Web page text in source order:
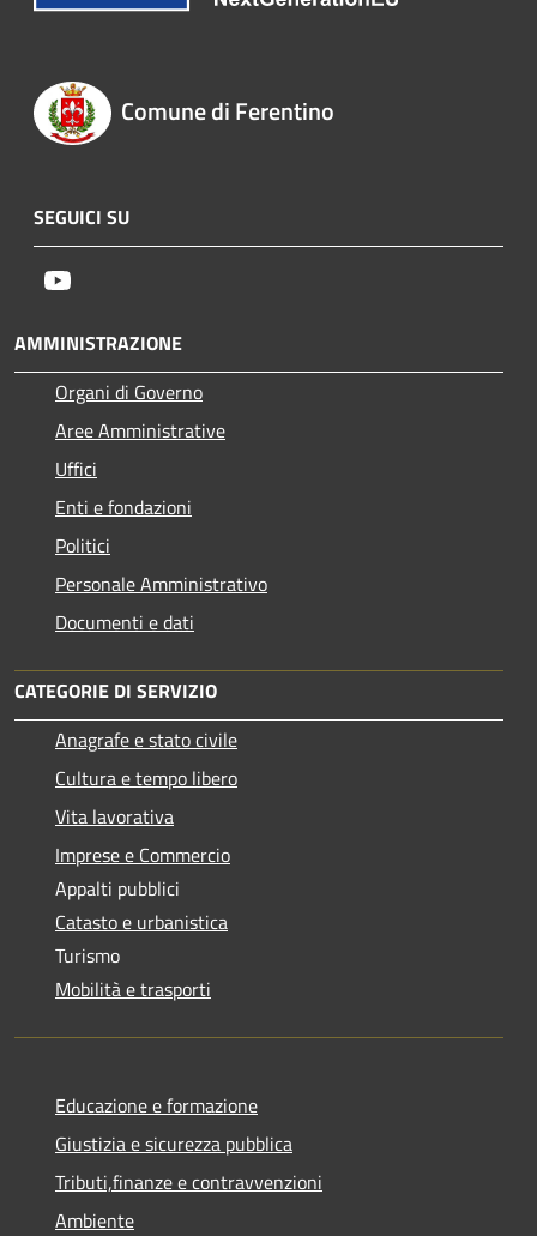
Comune di Ferentino
SEGUICI SU
AMMINISTRAZIONE
Organi di Governo
Aree Amministrative
Uffici
Enti e fondazioni
Politici
Personale Amministrativo
Documenti e dati
CATEGORIE DI SERVIZIO
Anagrafe e stato civile
Cultura e tempo libero
Vita lavorativa
Imprese e Commercio
Appalti pubblici
Catasto e urbanistica
Turismo
Mobilità e trasporti
Educazione e formazione
Giustizia e sicurezza pubblica
Tributi,finanze e contravvenzioni
Ambiente